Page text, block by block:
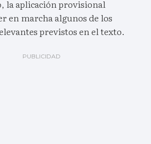
la aplicación provisional
en marcha algunos de los
previstos en el texto.